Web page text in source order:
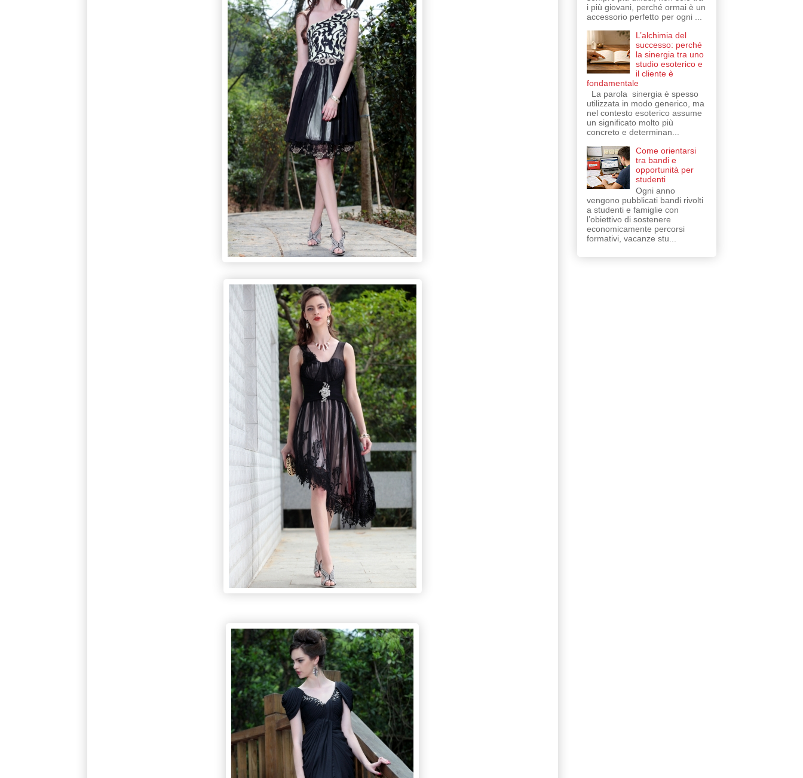
i più giovani, perché ormai è un
accessorio perfetto per ogni ...
L’alchimia del
successo: perché
la sinergia tra uno
studio esoterico e
il cliente è
fondamentale
La parola sinergia è spesso
utilizzata in modo generico, ma
nel contesto esoterico assume
un significato molto più
concreto e determinan...
Come orientarsi
tra bandi e
opportunità per
studenti
Ogni anno
vengono pubblicati bandi rivolti
a studenti e famiglie con
l’obiettivo di sostenere
economicamente percorsi
formativi, vacanze stu...